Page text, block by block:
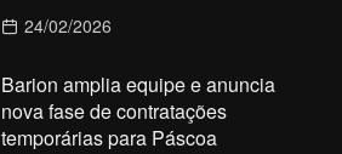
24/02/2026
Barion amplia equipe e anuncia
nova fase de contratações
temporárias para Páscoa